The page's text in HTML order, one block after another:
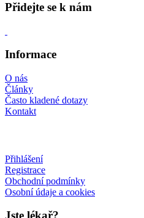
Přidejte se k nám
Informace
O nás
Články
Často kladené dotazy
Kontakt
Přihlášení
Registrace
Obchodní podmínky
Osobní údaje a cookies